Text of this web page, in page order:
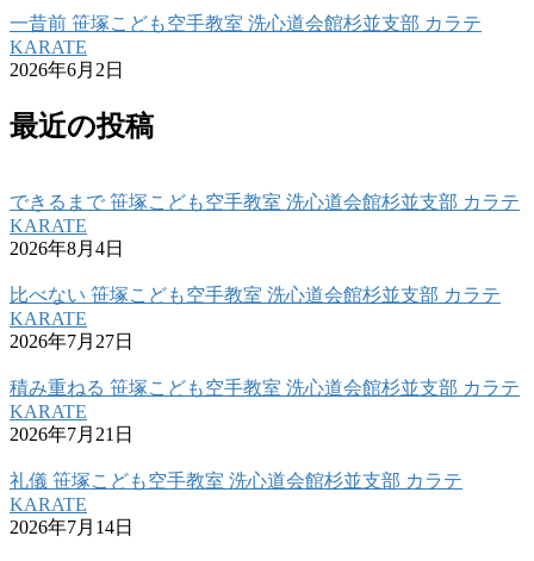
一昔前 笹塚こども空手教室 洗心道会館杉並支部 カラテ
KARATE
2026年6月2日
最近の投稿
できるまで 笹塚こども空手教室 洗心道会館杉並支部 カラテ
KARATE
2026年8月4日
比べない 笹塚こども空手教室 洗心道会館杉並支部 カラテ
KARATE
2026年7月27日
積み重ねる 笹塚こども空手教室 洗心道会館杉並支部 カラテ
KARATE
2026年7月21日
礼儀 笹塚こども空手教室 洗心道会館杉並支部 カラテ
KARATE
2026年7月14日